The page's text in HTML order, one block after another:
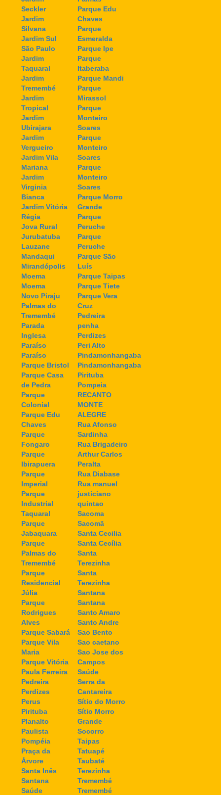
Seckler
Jardim
Silvana
Jardim Sul
São Paulo
Jardim
Taquaral
Jardim
Tremembé
Jardim
Tropical
Jardim
Ubirajara
Jardim
Vergueiro
Jardim Vila
Mariana
Jardim
Virginia
Bianca
Jardim Vitória
Régia
Jova Rural
Jurubatuba
Lauzane
Mandaqui
Mirandópolis
Moema
Moema
Novo Piraju
Palmas do
Tremembé
Parada
Inglesa
Paraíso
Paraíso
Parque Bristol
Parque Casa
de Pedra
Parque
Colonial
Parque Edu
Chaves
Parque
Fongaro
Parque
Ibirapuera
Parque
Imperial
Parque
Industrial
Taquaral
Parque
Jabaquara
Parque
Palmas do
Tremembé
Parque
Residencial
Júlia
Parque
Rodrigues
Alves
Parque Sabará
Parque Vila
Maria
Parque Vitória
Paula Ferreira
Pedreira
Perdizes
Perus
Pirituba
Planalto
Paulista
Pompéia
Praça da
Árvore
Santa Inês
Santana
Saúde
Parque Edu
Chaves
Parque
Esmeralda
Parque Ipe
Parque
Itaberaba
Parque Mandi
Parque
Mirassol
Parque
Monteiro
Soares
Parque
Monteiro
Soares
Parque
Monteiro
Soares
Parque Morro
Grande
Parque
Peruche
Parque
Peruche
Parque São
Luís
Parque Taipas
Parque Tiete
Parque Vera
Cruz
Pedreira
penha
Perdizes
Peri Alto
Pindamonhangaba
Pindamonhangaba
Pirituba
Pompeia
RECANTO
MONTE
ALEGRE
Rua Afonso
Sardinha
Rua Brigadeiro
Arthur Carlos
Peralta
Rua Diabase
Rua manuel
justiciano
quintao
Sacoma
Sacomã
Santa Cecilia
Santa Cecília
Santa
Terezinha
Santa
Terezinha
Santana
Santana
Santo Amaro
Santo Andre
Sao Bento
Sao caetano
Sao Jose dos
Campos
Saúde
Serra da
Cantareira
Sítio do Morro
Sítio Morro
Grande
Socorro
Taipas
Tatuapé
Taubaté
Terezinha
Tremembé
Tremembé